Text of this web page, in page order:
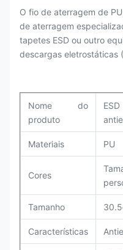
O fio de aterragem de
de aterragem
tapetes ESD ou outro
descargas eletrostáticas
Nome do
produto
Materiais PU
Cores
Tamanho
Características